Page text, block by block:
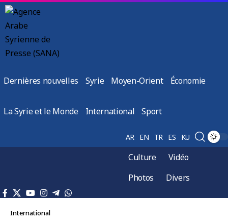
Dernières nouvelles Syrie Moyen-Orient Économie
La Syrie et le Monde International Sport
AR EN TR ES KU
Culture
Vidéo
Photos
Divers
International